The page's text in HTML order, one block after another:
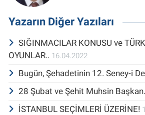
Yazarın Diğer Yazıları
SIĞINMACILAR KONUSU ve
OYUNLAR.. 16.04.2022
Bugün, Şehadetinin 12. Seney-i
28 Şubat ve Şehit Muhsin
İSTANBUL SEÇİMLERİ ÜZERİNE!